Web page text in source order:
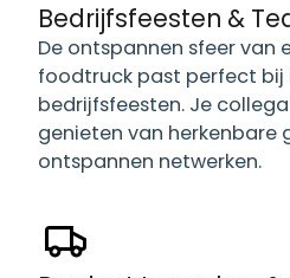
Bedrijfsfeesten &
De ontspannen sfeer van
foodtruck past perfect bij
bedrijfsfeesten. Je
genieten van herkenbare
ontspannen netwerken.